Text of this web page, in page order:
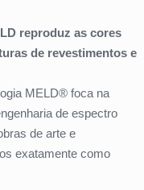
reproduz as cores
de revestimentos e
MELD® foca na
de espectro
de arte e
exatamente como